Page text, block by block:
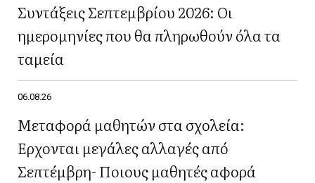
Συντάξεις Σεπτεμβρίου 2026: Οι
ημερομηνίες που θα πληρωθούν όλα τα
ταμεία
06.08.26
Μεταφορά μαθητών στα σχολεία:
Έρχονται μεγάλες αλλαγές από
Σεπτέμβρη- Ποιους μαθητές αφορά